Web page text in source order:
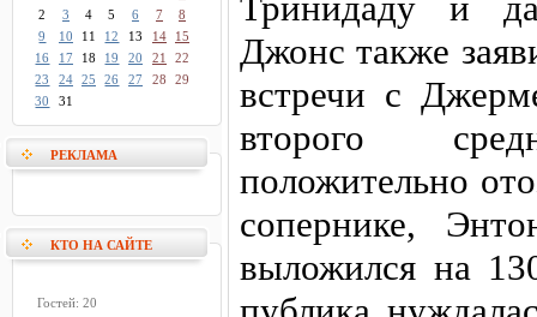
2
3 4 5 6 7
8
9
10 11 12 13 14
15
16
17 18 19 20 21
22
23
24 25 26 27 28
29
30
31
РЕКЛАМА
КТО НА САЙТЕ
Гостей: 20
Джонс также
встречи с
второго
положительно
сопернике,
выложился на